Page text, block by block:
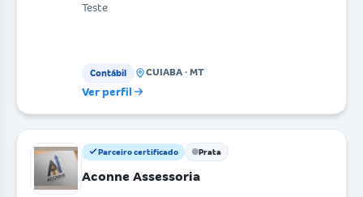
Teste
Contábil CUIABA · MT
Ver perfil
Parceiro certificado Prata
Aconne Assessoria